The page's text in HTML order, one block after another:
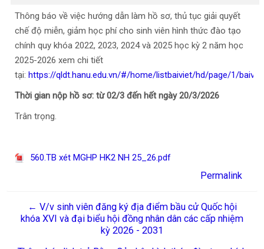
Thông báo về việc hướng dẫn làm hồ sơ, thủ tục giải quyết
chế độ miễn, giảm học phí cho sinh viên hình thức đào tạo
chính quy khóa 2022, 2023, 2024 và 2025 học kỳ 2 năm học
2025-2026 xem chi tiết
tại: https://qldt.hanu.edu.vn/#/home/listbaiviet/hd/page/1/
Thời gian nộp hồ sơ: từ 02/3 đến hết ngày 20/3/2026
Trân trọng.
560.TB xét MGHP HK2 NH 25_26.pdf
Permalink
← V/v sinh viên đăng ký địa điểm bầu cử Quốc hội
khóa XVI và đại biểu hội đồng nhân dân các cấp nhiệm
kỳ 2026 - 2031